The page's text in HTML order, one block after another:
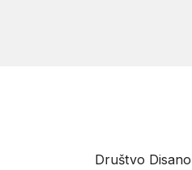
Društvo